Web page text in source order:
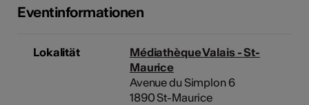
Eventinformationen
Lokalität
Médiathèque Valais - St-
Maurice
Avenue du Simplon 6
1890 St-Maurice